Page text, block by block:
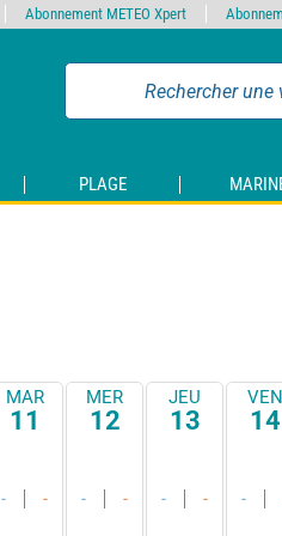
PLAGE
MAR
11
- -
MER
12
- -
JEU
13
- -
VEN
14
-
Abonnement METEO Xpert